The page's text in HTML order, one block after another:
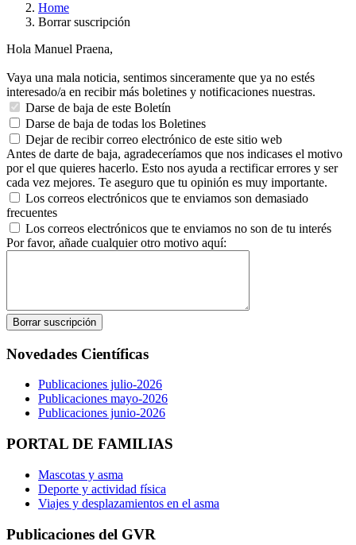
Home
Borrar suscripción
Hola Manuel Praena,
Vaya una mala noticia, sentimos sinceramente que ya no estés
interesado/a en recibir más boletines y notificaciones nuestras.
Darse de baja de este Boletín
Darse de baja de todas los Boletines
Dejar de recibir correo electrónico de este sitio web
Antes de darte de baja, agradeceríamos que nos indicases el motivo
por el que quieres hacerlo. Esto nos ayuda a rectificar errores y ser
cada vez mejores. Te aseguro que tu opinión es muy importante.
Los correos electrónicos que te enviamos son demasiado
frecuentes
Los correos electrónicos que te enviamos no son de tu interés
Por favor, añade cualquier otro motivo aquí:
Novedades Científicas
Publicaciones julio-2026
Publicaciones mayo-2026
Publicaciones junio-2026
PORTAL DE FAMILIAS
Mascotas y asma
Deporte y actividad física
Viajes y desplazamientos en el asma
Publicaciones del GVR